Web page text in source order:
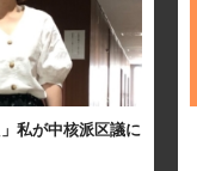
私が中核派区議に